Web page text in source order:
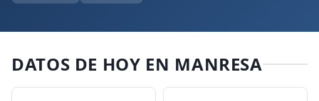
DATOS DE HOY EN MANRESA